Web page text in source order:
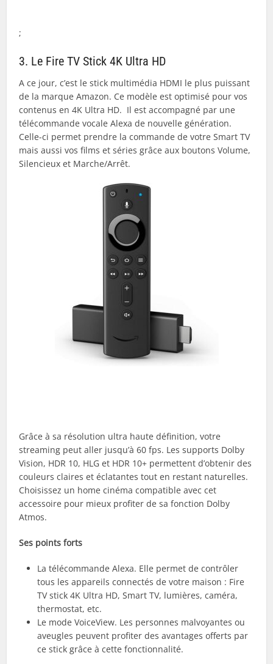
;
3. Le Fire TV Stick 4K Ultra HD
A ce jour, c’est le stick multimédia HDMI le plus puissant
de la marque Amazon. Ce modèle est optimisé pour vos
contenus en 4K Ultra HD. Il est accompagné par une
télécommande vocale Alexa de nouvelle génération.
Celle-ci permet prendre la commande de votre Smart TV
mais aussi vos films et séries grâce aux boutons Volume,
Silencieux et Marche/Arrêt.
Grâce à sa résolution ultra haute définition, votre
streaming peut aller jusqu’à 60 fps. Les supports Dolby
Vision, HDR 10, HLG et HDR 10+ permettent d’obtenir des
couleurs claires et éclatantes tout en restant naturelles.
Choisissez un home cinéma compatible avec cet
accessoire pour mieux profiter de sa fonction Dolby
Atmos.
Ses points forts
La télécommande Alexa. Elle permet de contrôler
tous les appareils connectés de votre maison : Fire
TV stick 4K Ultra HD, Smart TV, lumières, caméra,
thermostat, etc.
Le mode VoiceView. Les personnes malvoyantes ou
aveugles peuvent profiter des avantages offerts par
ce stick grâce à cette fonctionnalité.